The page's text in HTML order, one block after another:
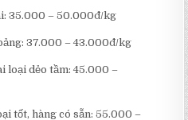
35.000 – 50.000đ/kg
37.000 – 43.000đ/kg
loại dẻo tầm: 45.000 –
tốt, hàng có sẵn: 55.000 –